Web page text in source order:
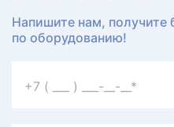
Напишите нам, получите
по оборудованию!